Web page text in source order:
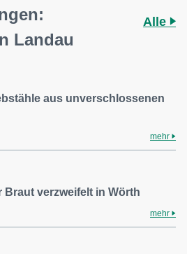
Landau
Alle
aus unverschlossenen
mehr
Braut verzweifelt in Wörth
mehr